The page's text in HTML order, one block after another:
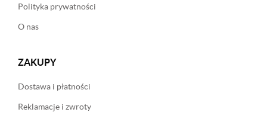
Polityka prywatności
O nas
ZAKUPY
Dostawa i płatności
Reklamacje i zwroty